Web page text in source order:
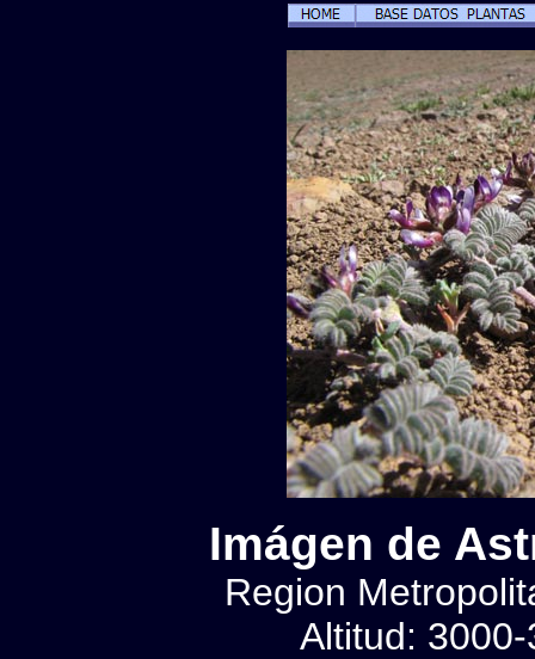
Imágen de
Region
Altitud: